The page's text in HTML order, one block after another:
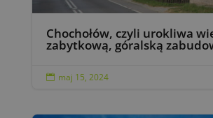
Chochołów, czyli urokliwa
zabytkową, góralską
 maj 15, 2024